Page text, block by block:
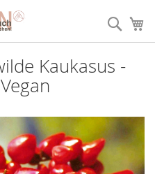
Kaukasus -